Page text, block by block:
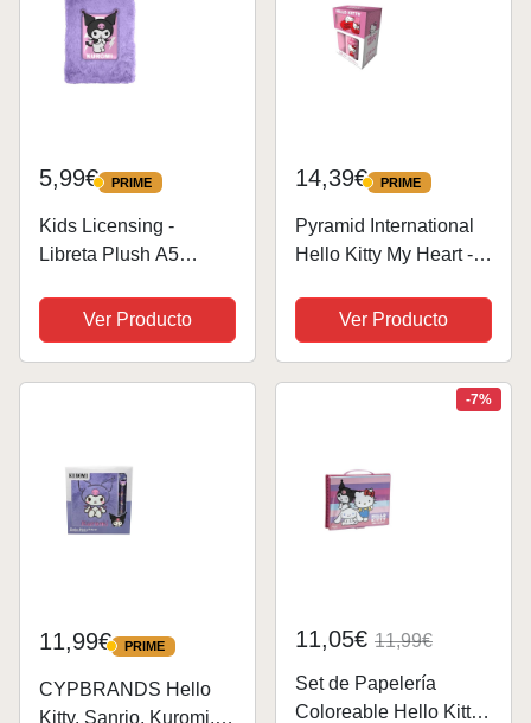
5,99€ PRIME
PRIME
Kids Licensing -
Libreta Plush A5
Ver Producto
14,39€ PRIME
PRIME
Pyramid International
Hello Kitty My Heart -
posavasos y llavero de
regalo, adorable y
coleccionable con
temática de Hello Kitty,
Ver Producto
11,99€ PRIME
PRIME
CYPBRANDS Hello
Kitty, Sanrio, Kuromi,
-7%
11,05€ 11,99€
Set de Papelería
Coloreable Hello Kitty